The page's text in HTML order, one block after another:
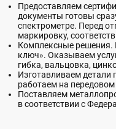
Предоставляем
документы готовы
спектрометре. Перед
маркировку,
Комплексные решения.
ключ». Оказываем
гибка, вальцовка,
Изготавливаем детали
работаем на
Поставляем
в соответствии с